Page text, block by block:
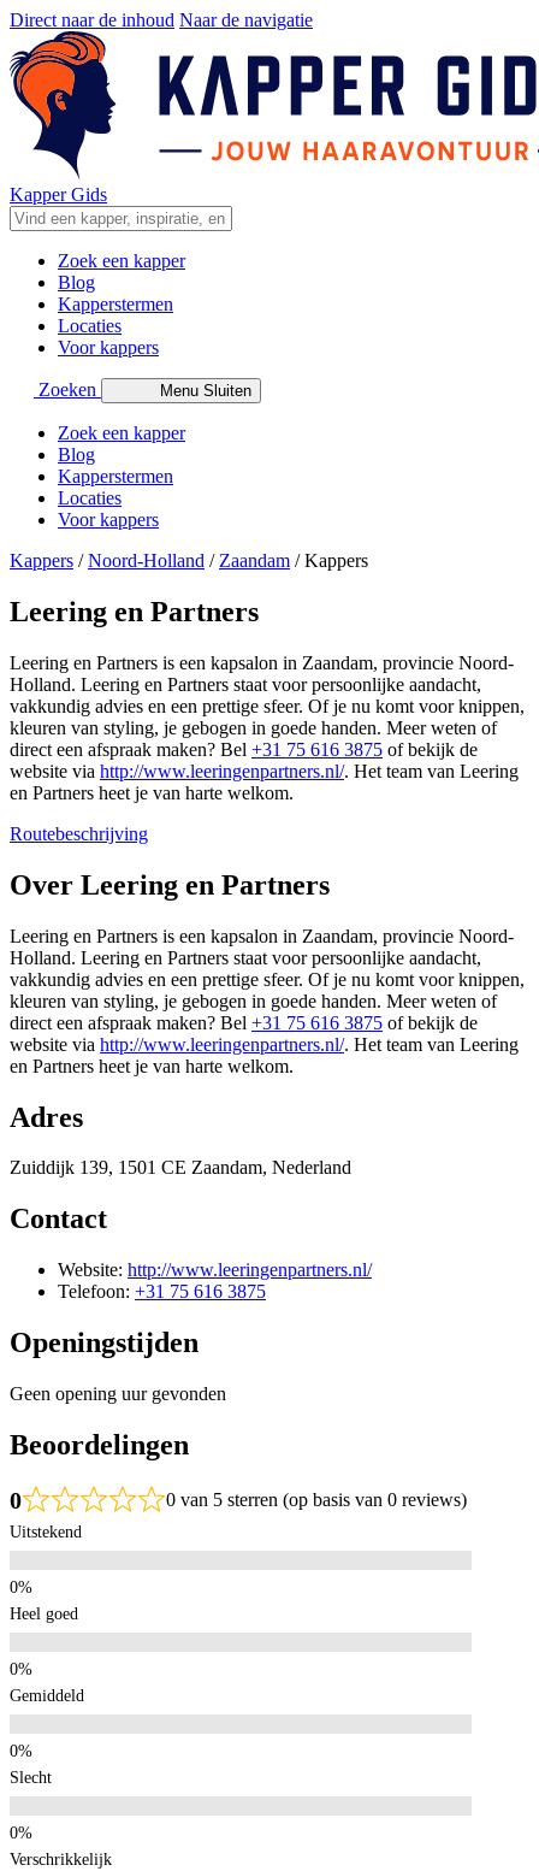
Direct naar de inhoud Naar de navigatie
Kapper Gids
Zoek een kapper
Blog
Kapperstermen
Locaties
Voor kappers
Zoeken Menu Sluiten
Zoek een kapper
Blog
Kapperstermen
Locaties
Voor kappers
Kappers /Noord-Holland / Zaandam /Kappers
Leering en Partners
Leering en Partners is een kapsalon in Zaandam, provincie Noord-
Holland. Leering en Partners staat voor persoonlijke aandacht,
vakkundig advies en een prettige sfeer. Of je nu komt voor knippen,
kleuren van styling, je gebogen in goede handen. Meer weten of
direct een afspraak maken? Bel +31 75 616 3875 of bekijk de
website via http://www.leeringenpartners.nl/. Het team van Leering
en Partners heet je van harte welkom.
Routebeschrijving
+
Over Leering en Partners
Leering en Partners is een kapsalon in Zaandam, provincie Noord-
Holland. Leering en Partners staat voor persoonlijke aandacht,
vakkundig advies en een prettige sfeer. Of je nu komt voor knippen,
kleuren van styling, je gebogen in goede handen. Meer weten of
direct een afspraak maken? Bel +31 75 616 3875 of bekijk de
website via http://www.leeringenpartners.nl/. Het team van Leering
en Partners heet je van harte welkom.
Adres
Zuiddijk 139, 1501 CE Zaandam, Nederland
Contact
Website: http://www.leeringenpartners.nl/
Telefoon: +31 75 616 3875
Openingstijden
Geen opening uur gevonden
Beoordelingen
0 0 van 5 sterren (op basis van 0 reviews)
Uitstekend
Heel goed
Gemiddeld
Slecht
Verschrikkelijk